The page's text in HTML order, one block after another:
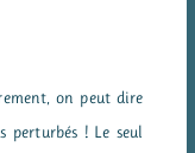
on peut dire
perturbés ! Le seul